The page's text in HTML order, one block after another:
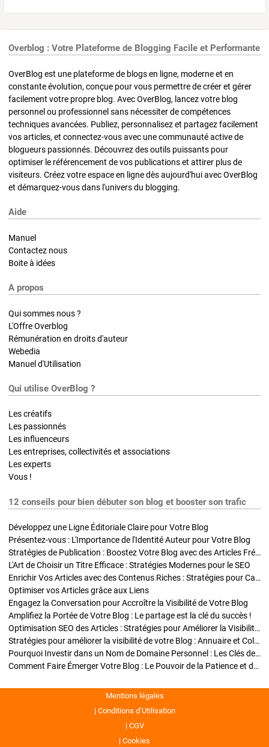
Overblog : Votre Plateforme de Blogging Facile et Performante
OverBlog est une plateforme de blogs en ligne, moderne et en
constante évolution, conçue pour vous permettre de créer et gérer
facilement votre propre blog. Avec OverBlog, lancez votre blog
personnel ou professionnel sans nécessiter de compétences
techniques avancées. Publiez, personnalisez et partagez facilement
vos articles, et connectez-vous avec une communauté active de
blogueurs passionnés. Découvrez des outils puissants pour
optimiser le référencement de vos publications et attirer plus de
visiteurs. Créez votre espace en ligne dès aujourd'hui avec OverBlog
et démarquez-vous dans l'univers du blogging.
Aide
Manuel
Contactez nous
Boite à idées
A propos
Qui sommes nous ?
L'Offre Overblog
Rémunération en droits d'auteur
Webedia
Manuel d'Utilisation
Qui utilise OverBlog ?
Les créatifs
Les passionnés
Les influenceurs
Les entreprises, collectivités et associations
Les experts
Vous !
12 conseils pour bien débuter son blog et booster son trafic
Développez une Ligne Éditoriale Claire pour Votre Blog
Présentez-vous : L'Importance de l'Identité Auteur pour Votre Blog
Stratégies de Publication : Boostez Votre Blog avec des Articles Fréquents et Exclusifs
L'Art de Choisir un Titre Efficace : Stratégies Modernes pour le SEO
Enrichir Vos Articles avec des Contenus Riches : Stratégies pour Captiver et Optimiser
Optimiser vos Articles grâce aux Liens
Engagez la Conversation pour Accroître la Visibilité de Votre Blog
Amplifiez la Portée de Votre Blog : Le partage est la clé du succès !
Optimisation SEO des Articles : Stratégies pour Améliorer la Visibilité de Votre Blog
Stratégies pour améliorer la visibilité de votre Blog : Annuaire et Collaborations
Pourquoi Investir dans un Nom de Domaine Personnel : Les Clés de la Réussite de Votre Blog
Comment Faire Émerger Votre Blog : Le Pouvoir de la Patience et de la Persévérance
Mentions légales
Conditions d’Utilisation
CGV
Cookies